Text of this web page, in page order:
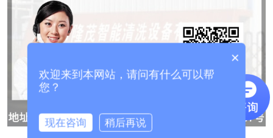
×
欢迎来到本网站，请问有什么可以帮
您？
现在咨询 稍后再说